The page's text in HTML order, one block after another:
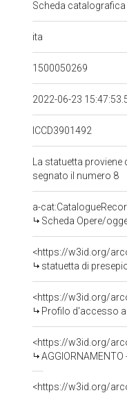
Scheda
ita
1500050269
2022-06-23
ICCD3901492
La statuetta
segnato il numero 8
a-
Scheda Opere/
<https://w3id.org/
statuetta di
<https://w3id.org/
Profilo d'accesso
<https://w3id.org/
<https://w3id.org/